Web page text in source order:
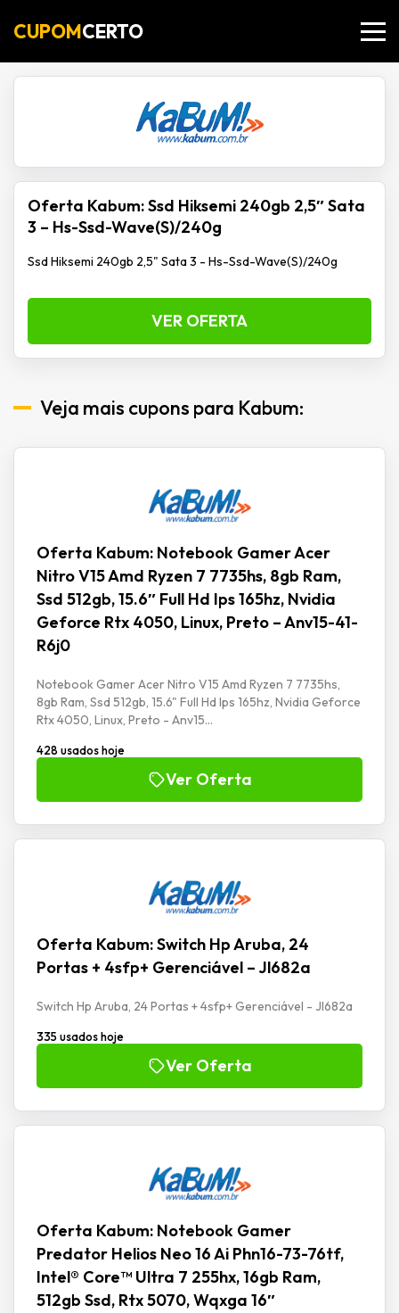
CUPOMCERTO
Oferta Kabum: Ssd Hiksemi 240gb 2,5″ Sata
3 – Hs-Ssd-Wave(S)/240g
Ssd Hiksemi 240gb 2,5" Sata 3 - Hs-Ssd-Wave(S)/240g
VER OFERTA
Veja mais cupons para Kabum:
Oferta Kabum: Notebook Gamer Acer
Nitro V15 Amd Ryzen 7 7735hs, 8gb Ram,
Ssd 512gb, 15.6″ Full Hd Ips 165hz, Nvidia
Geforce Rtx 4050, Linux, Preto – Anv15-41-
R6j0
Notebook Gamer Acer Nitro V15 Amd Ryzen 7 7735hs,
8gb Ram, Ssd 512gb, 15.6" Full Hd Ips 165hz, Nvidia Geforce
Rtx 4050, Linux, Preto - Anv15...
428 usados hoje
Ver Oferta
Oferta Kabum: Switch Hp Aruba, 24
Portas + 4sfp+ Gerenciável – Jl682a
Switch Hp Aruba, 24 Portas + 4sfp+ Gerenciável - Jl682a
335 usados hoje
Ver Oferta
Oferta Kabum: Notebook Gamer
Predator Helios Neo 16 Ai Phn16-73-76tf,
Intel® Core™ Ultra 7 255hx, 16gb Ram,
512gb Ssd, Rtx 5070, Wqxga 16″